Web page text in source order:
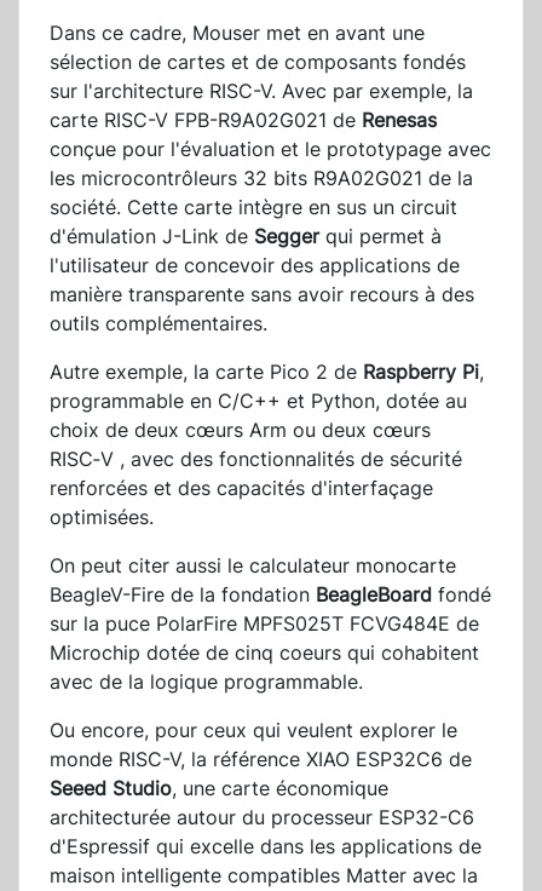
Dans ce cadre, Mouser met en avant une
sélection de cartes et de composants fondés
sur l'architecture RISC-V. Avec par exemple, la
carte RISC-V FPB-R9A02G021 de Renesas
conçue pour l'évaluation et le prototypage avec
les microcontrôleurs 32 bits R9A02G021 de la
société. Cette carte intègre en sus un circuit
d'émulation J-Link de Seggerqui permet à
l'utilisateur de concevoir des applications de
manière transparente sans avoir recours à des
outils complémentaires.
Autre exemple, la carte Pico 2 de Raspberry Pi,
programmable en C/C++ et Python, dotée au
choix de deux cœurs Arm ou deux cœurs
RISC‑V , avec des fonctionnalités de sécurité
renforcées et des capacités d'interfaçage
optimisées.
On peut citer aussi le calculateur monocarte
BeagleV-Fire de la fondation BeagleBoard fondé
sur la puce PolarFire MPFS025T FCVG484E de
Microchip dotée de cinq coeurs qui cohabitent
avec de la logique programmable.
Ou encore, pour ceux qui veulent explorer le
monde RISC-V, la référence XIAO ESP32C6 de
Seeed Studio, une carte économique
architecturée autour du processeur ESP32-C6
d'Espressif qui excelle dans les applications de
maison intelligente compatibles Matter avec la